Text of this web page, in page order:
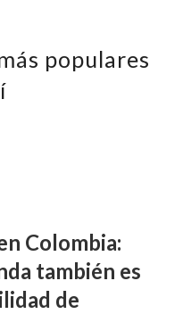
populares
Colombia:
también es
de